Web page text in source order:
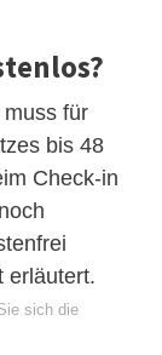
für
bis 48
Check-in
erläutert.
sich die